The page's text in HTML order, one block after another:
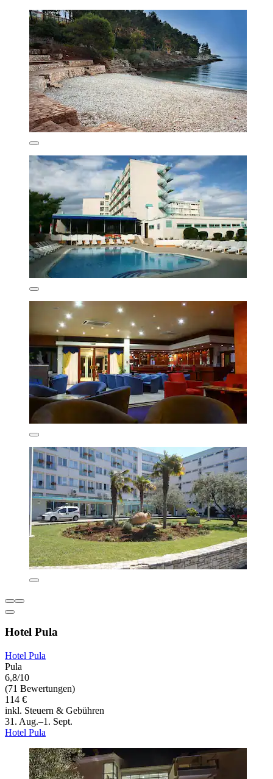
Hotel Pula
Hotel Pula
Pula
6,8/10
(71 Bewertungen)
114 €
inkl. Steuern & Gebühren
31. Aug.–1. Sept.
Hotel Pula